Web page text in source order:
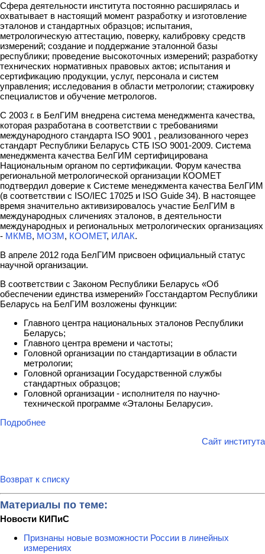
Сфера деятельности института постоянно расширялась и
охватывает в настоящий момент разработку и изготовление
эталонов и стандартных образцов; испытания,
метрологическую аттестацию, поверку, калибровку средств
измерений; создание и поддержание эталонной базы
республики; проведение высокоточных измерений; разработку
технических нормативных правовых актов; испытания и
сертификацию продукции, услуг, персонала и систем
управления; исследования в области метрологии; стажировку
специалистов и обучение метрологов.
С 2003 г. в БелГИМ внедрена система менеджмента качества,
которая разработана в соответствии с требованиями
международного стандарта ISO 9001 , реализованного через
стандарт Республики Беларусь СТБ ISO 9001-2009. Система
менеджмента качества БелГИМ сертифицирована
Национальным органом по сертификации. Форум качества
региональной метрологической организации КООМЕТ
подтвердил доверие к Системе менеджмента качества БелГИМ
(в соответствии с ISO/IEC 17025 и ISO Guide 34). В настоящее
время значительно активизировалось участие БелГИМ в
международных сличениях эталонов, в деятельности
международных и региональных метрологических организациях
- МКМВ, МОЗМ, КООМЕТ, ИЛАК.
В апреле 2012 года БелГИМ присвоен официальный статус
научной организации.
В соответствии с Законом Республики Беларусь «Об
обеспечении единства измерений» Госстандартом Республики
Беларусь на БелГИМ возложены функции:
Главного центра национальных эталонов Республики
Беларусь;
Главного центра времени и частоты;
Головной организации по стандартизации в области
метрологии;
Головной организации Государственной службы
стандартных образцов;
Головной организации - исполнителя по научно-
технической программе «Эталоны Беларуси».
Подробнее
Сайт института
Возврат к списку
Материалы по теме:
Новости КИПиС
Признаны новые возможности России в линейных
измерениях